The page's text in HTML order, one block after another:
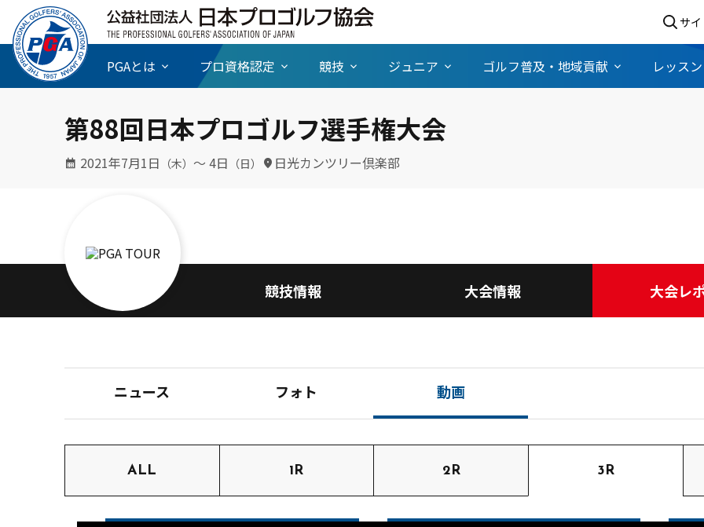
サ
PGAとは プロ資格認定 競技 ジュニア ゴルフ普及・地域貢献 レッスン
第88回日本プロゴルフ選手権大会
2021年7月1日 （木） 〜 4日 （日） 日光カンツリー倶楽部
競技情報 大会情報 大会レ
ニュース フォト 動画
ALL 1R 2R 3R